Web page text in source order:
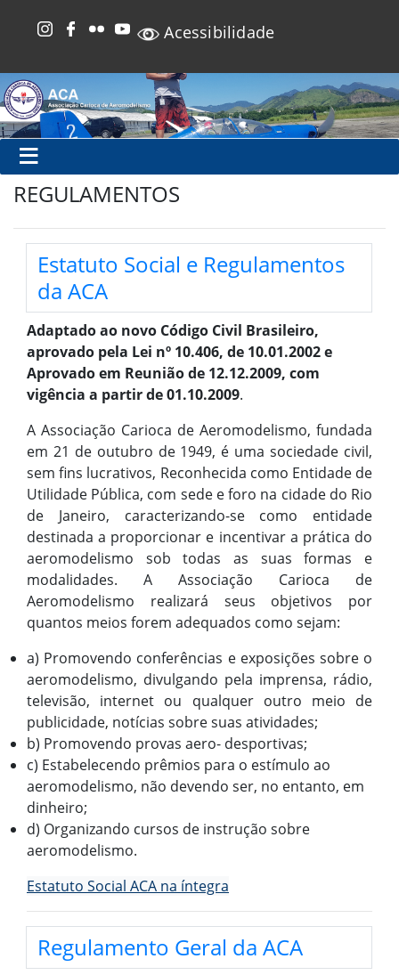
Acessibilidade
REGULAMENTOS
Estatuto Social e Regulamentos
da ACA
Adaptado ao novo Código Civil Brasileiro,
aprovado pela Lei nº 10.406, de 10.01.2002 e
Aprovado em Reunião de 12.12.2009, com
vigência a partir de 01.10.2009.
A Associação Carioca de Aeromodelismo, fundada
em 21 de outubro de 1949, é uma sociedade civil,
sem fins lucrativos, Reconhecida como Entidade de
Utilidade Pública, com sede e foro na cidade do Rio
de Janeiro, caracterizando-se como entidade
destinada a proporcionar e incentivar a prática do
aeromodelismo sob todas as suas formas e
modalidades. A Associação Carioca de
Aeromodelismo realizará seus objetivos por
quantos meios forem adequados como sejam:
a) Promovendo conferências e exposições sobre o
aeromodelismo, divulgando pela imprensa, rádio,
televisão, internet ou qualquer outro meio de
publicidade, notícias sobre suas atividades;
b) Promovendo provas aero- desportivas;
c) Estabelecendo prêmios para o estímulo ao
aeromodelismo, não devendo ser, no entanto, em
dinheiro;
d) Organizando cursos de instrução sobre
aeromodelismo.
Estatuto Social ACA na íntegra
Regulamento Geral da ACA